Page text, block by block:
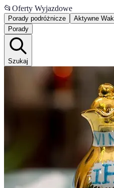
📂 Oferty Wyjazdowe
Porady podróżnicze Aktywne
Porady
Szukaj